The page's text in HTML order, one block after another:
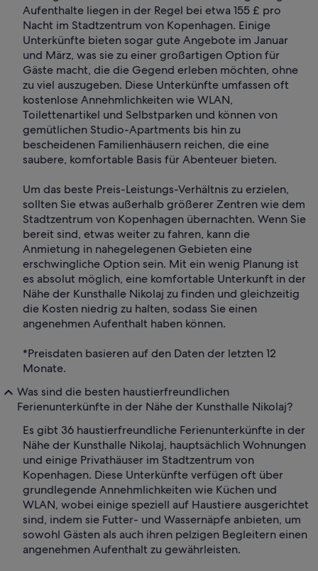
Aufenthalte liegen in der Regel bei etwa 155 £ pro
Nacht im Stadtzentrum von Kopenhagen. Einige
Unterkünfte bieten sogar gute Angebote im Januar
und März, was sie zu einer großartigen Option für
Gäste macht, die die Gegend erleben möchten, ohne
zu viel auszugeben. Diese Unterkünfte umfassen oft
kostenlose Annehmlichkeiten wie WLAN,
Toilettenartikel und Selbstparken und können von
gemütlichen Studio-Apartments bis hin zu
bescheidenen Familienhäusern reichen, die eine
saubere, komfortable Basis für Abenteuer bieten.
Um das beste Preis-Leistungs-Verhältnis zu erzielen,
sollten Sie etwas außerhalb größerer Zentren wie dem
Stadtzentrum von Kopenhagen übernachten. Wenn Sie
bereit sind, etwas weiter zu fahren, kann die
Anmietung in nahegelegenen Gebieten eine
erschwingliche Option sein. Mit ein wenig Planung ist
es absolut möglich, eine komfortable Unterkunft in der
Nähe der Kunsthalle Nikolaj zu finden und gleichzeitig
die Kosten niedrig zu halten, sodass Sie einen
angenehmen Aufenthalt haben können.
*Preisdaten basieren auf den Daten der letzten 12
Monate.
Was sind die besten haustierfreundlichen
Ferienunterkünfte in der Nähe der Kunsthalle Nikolaj?
Es gibt 36 haustierfreundliche Ferienunterkünfte in der
Nähe der Kunsthalle Nikolaj, hauptsächlich Wohnungen
und einige Privathäuser im Stadtzentrum von
Kopenhagen. Diese Unterkünfte verfügen oft über
grundlegende Annehmlichkeiten wie Küchen und
WLAN, wobei einige speziell auf Haustiere ausgerichtet
sind, indem sie Futter- und Wassernäpfe anbieten, um
sowohl Gästen als auch ihren pelzigen Begleitern einen
angenehmen Aufenthalt zu gewährleisten.